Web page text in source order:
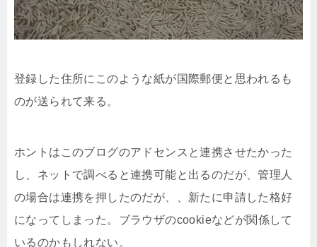
登録した住所にこのような紙が国際郵便と思われるも
のが送られて来る。
ホントはこのブログのアドセンスと連携させたかった
し、ネットで調べると連携可能と出るのだが、管理人
の場合は連携を押したのだが、、新たに申請した格好
になってしまった。ブラウザのcookieなどが関係して
いるのかもしれない。